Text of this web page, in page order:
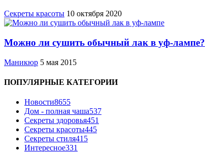
Секреты красоты 10 октября 2020
Можно ли сушить обычный лак в уф-лампе?
Маникюр 5 мая 2015
ПОПУЛЯРНЫЕ КАТЕГОРИИ
Новости8655
Дом - полная чаша537
Cекреты здоровья451
Секреты красоты445
Секреты стиля415
Интересное331